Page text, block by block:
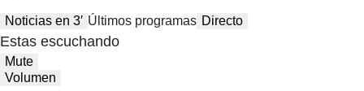
Noticias en 3′ Últimos programas Directo
Estas escuchando
Mute
Volumen